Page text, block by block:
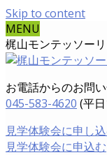
Skip to content
MENU
梶山モンテッソー
お電話からのお問
045-583-4620 (平
見学体験会に申し
見学体験会に申込む